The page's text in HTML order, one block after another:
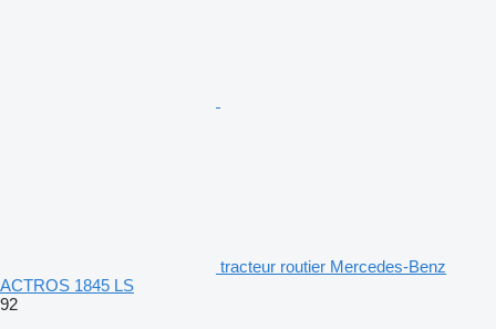
tracteur routier Mercedes-Benz
ACTROS 1845 LS
92